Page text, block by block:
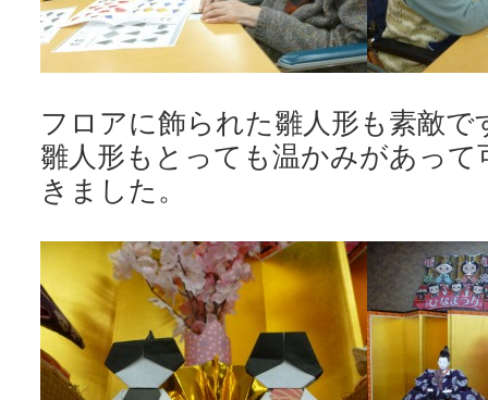
フロアに飾られた雛人形も素敵
雛人形もとっても温かみがあっ
きました。